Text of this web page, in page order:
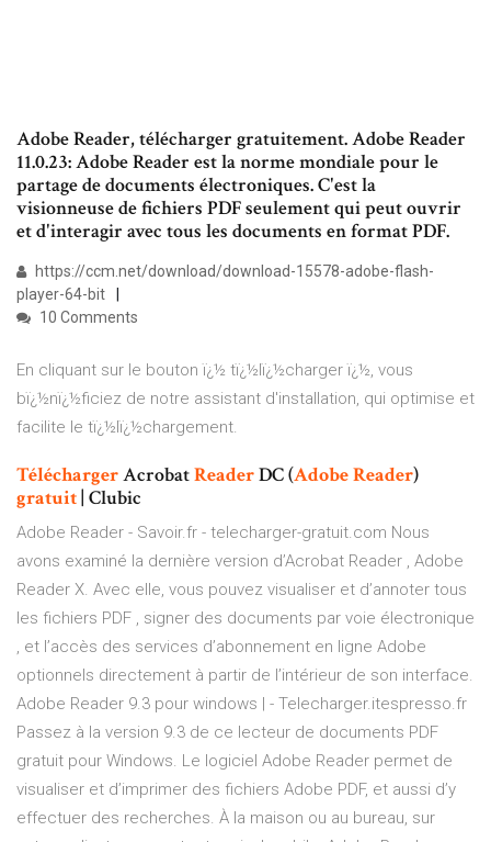
Adobe Reader, télécharger gratuitement. Adobe Reader
11.0.23: Adobe Reader est la norme mondiale pour le
partage de documents électroniques. C'est la
visionneuse de fichiers PDF seulement qui peut ouvrir
et d'interagir avec tous les documents en format PDF.
https://ccm.net/download/download-15578-adobe-flash-
player-64-bit
10 Comments
En cliquant sur le bouton ï¿½ tï¿½lï¿½charger ï¿½, vous
bï¿½nï¿½ficiez de notre assistant d'installation, qui optimise et
facilite le tï¿½lï¿½chargement.
TéléchargerAcrobatReaderDC (AdobeReader)
gratuit| Clubic
Adobe Reader - Savoir.fr - telecharger-gratuit.com Nous
avons examiné la dernière version d’Acrobat Reader , Adobe
Reader X. Avec elle, vous pouvez visualiser et d’annoter tous
les fichiers PDF , signer des documents par voie électronique
, et l’accès des services d’abonnement en ligne Adobe
optionnels directement à partir de l’intérieur de son interface.
Adobe Reader 9.3 pour windows | - Telecharger.itespresso.fr
Passez à la version 9.3 de ce lecteur de documents PDF
gratuit pour Windows. Le logiciel Adobe Reader permet de
visualiser et d’imprimer des fichiers Adobe PDF, et aussi d’y
effectuer des recherches. À la maison ou au bureau, sur